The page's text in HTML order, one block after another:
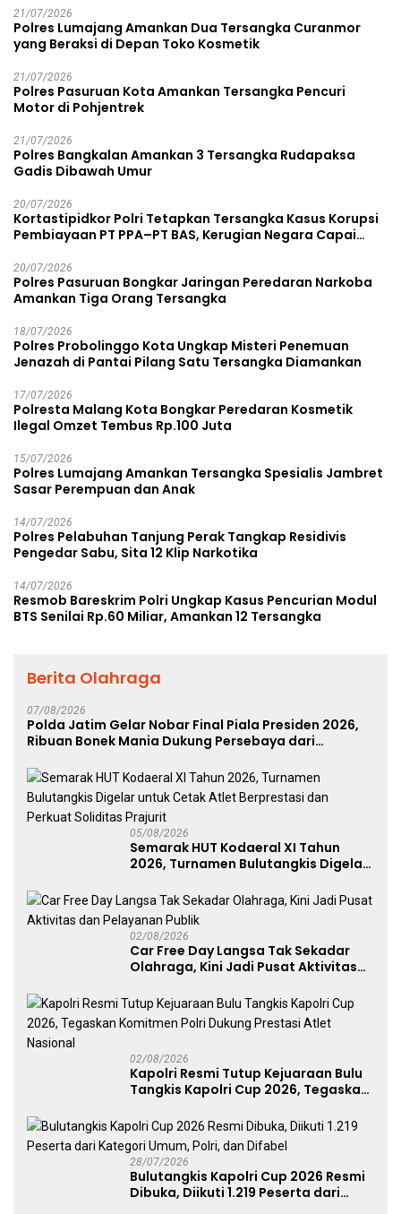
21/07/2026
Polres Lumajang Amankan Dua Tersangka Curanmor
yang Beraksi di Depan Toko Kosmetik
21/07/2026
Polres Pasuruan Kota Amankan Tersangka Pencuri
Motor di Pohjentrek
21/07/2026
Polres Bangkalan Amankan 3 Tersangka Rudapaksa
Gadis Dibawah Umur
20/07/2026
Kortastipidkor Polri Tetapkan Tersangka Kasus Korupsi
Pembiayaan PT PPA–PT BAS, Kerugian Negara Capai
20/07/2026
Polres Pasuruan Bongkar Jaringan Peredaran Narkoba
Amankan Tiga Orang Tersangka
18/07/2026
Polres Probolinggo Kota Ungkap Misteri Penemuan
Jenazah di Pantai Pilang Satu Tersangka Diamankan
17/07/2026
Polresta Malang Kota Bongkar Peredaran Kosmetik
Ilegal Omzet Tembus Rp.100 Juta
15/07/2026
Polres Lumajang Amankan Tersangka Spesialis Jambret
Sasar Perempuan dan Anak
14/07/2026
Polres Pelabuhan Tanjung Perak Tangkap Residivis
Pengedar Sabu, Sita 12 Klip Narkotika
14/07/2026
Resmob Bareskrim Polri Ungkap Kasus Pencurian Modul
BTS Senilai Rp.60 Miliar, Amankan 12 Tersangka
Berita Olahraga
07/08/2026
Polda Jatim Gelar Nobar Final Piala Presiden 2026,
Ribuan Bonek Mania Dukung Persebaya dari
05/08/2026
Semarak HUT Kodaeral XI Tahun
2026, Turnamen Bulutangkis Digelar
Perkuat Soliditas Prajurit
02/08/2026
Car Free Day Langsa Tak Sekadar
Olahraga, Kini Jadi Pusat Aktivitas
02/08/2026
Kapolri Resmi Tutup Kejuaraan Bulu
Tangkis Kapolri Cup 2026, Tegaskan
Atlet Nasional
28/07/2026
Bulutangkis Kapolri Cup 2026 Resmi
Dibuka, Diikuti 1.219 Peserta dari